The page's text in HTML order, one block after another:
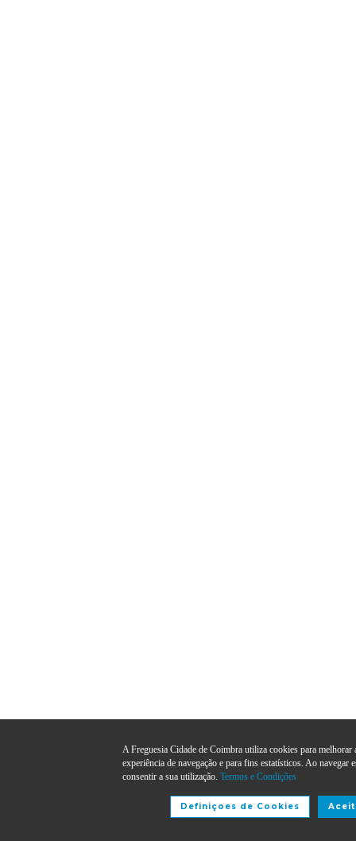
A Freguesia Cidade de Coimbra utiliza cookies para melhorar
experiência de navegação e para fins estatísticos. Ao navegar
consentir a sua utilização. Termos e Condições
Definiçoes de Cookies